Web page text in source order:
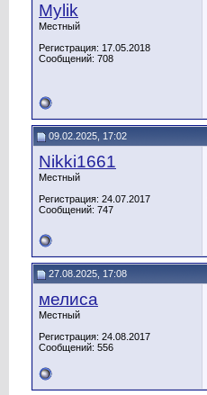
Mylik
Местный
Регистрация: 17.05.2018
Сообщений: 708
09.02.2025, 17:02
Nikki1661
Местный
Регистрация: 24.07.2017
Сообщений: 747
27.08.2025, 17:08
мелиса
Местный
Регистрация: 24.08.2017
Сообщений: 556